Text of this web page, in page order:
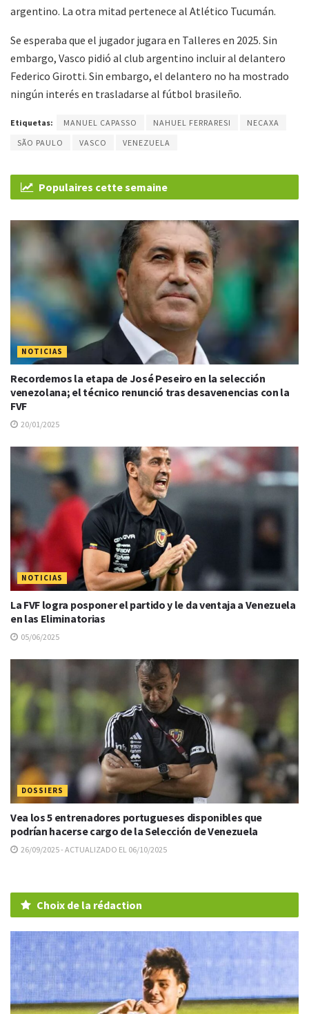
argentino. La otra mitad pertenece al Atlético Tucumán.
Se esperaba que el jugador jugara en Talleres en 2025. Sin
embargo, Vasco pidió al club argentino incluir al delantero
Federico Girotti. Sin embargo, el delantero no ha mostrado
ningún interés en trasladarse al fútbol brasileño.
Etiquetas: MANUEL CAPASSO NAHUEL FERRARESI
NECAXA
SÃO PAULO
VASCO VENEZUELA
Populaires cette semaine
NOTICIAS
Recordemos la etapa de José Peseiro en la selección
venezolana; el técnico renunció tras desavenencias con la
FVF
20/01/2025
NOTICIAS
La FVF logra posponer el partido y le da ventaja a Venezuela
en las Eliminatorias
05/06/2025
DOSSIERS
Vea los 5 entrenadores portugueses disponibles que
podrían hacerse cargo de la Selección de Venezuela
26/09/2025 - ACTUALIZADO EL 06/10/2025
Choix de la rédaction